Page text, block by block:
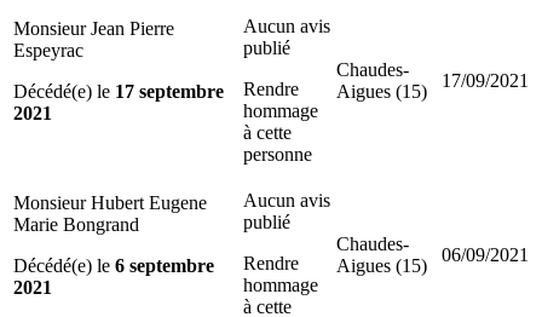
Monsieur Jean Pierre
Espeyrac
Décédé(e) le 17 septembre
2021
Aucun avis
publié
Rendre
hommage
à cette
personne
Chaudes-
Aigues (15)
17/09/2021
Monsieur Hubert Eugene
Marie Bongrand
Décédé(e) le 6 septembre
2021
Aucun avis
publié
Rendre
hommage
à cette
Chaudes-
Aigues (15)
06/09/2021